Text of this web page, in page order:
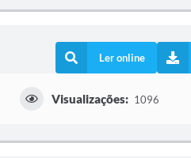
Ler online
Visualizações: 1096